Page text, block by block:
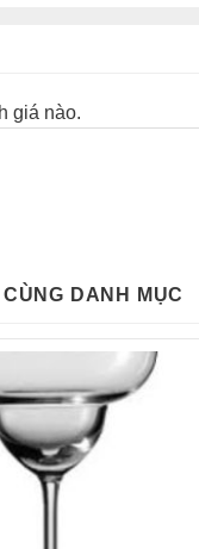
giá nào.
DANH MỤC